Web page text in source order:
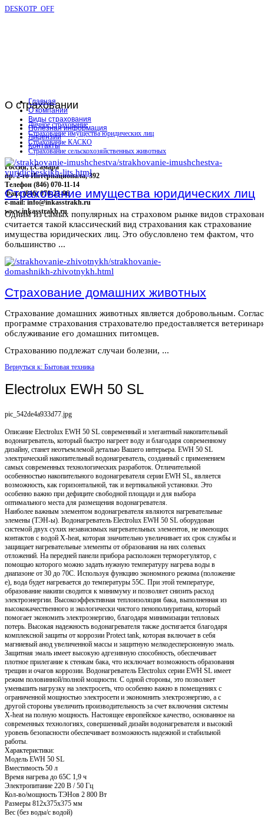
DESKOTP_OFF
О страховании
Личное страхование
Страхование имущества юридических лиц
Страхование КАСКО
Страхование сельскохозяйственных животных
Россия, г.Самара
пр. 2-го Интернационала, 392
Телефон (846) 070-11-14
Факс (846) 070-23-96
e-mail: info@inkasstrakh.ru
www.inkasstrakh.ru
Главная
О компании
Виды страхования
Полезная информация
Лицензии
Контакты
Страхование имущества юридических лиц
Одним из самых популярных на страховом рынке видов
считается такой классический вид страхования как страхование
имущества юридических лиц. Это обусловлено тем фактом, что
большинство ...
Страхование домашних животных
Страхование домашних животных является добровольным.
программе страхования страхователю предоставляется
обслуживание его домашних питомцев.
Страхованию подлежат случаи болезни, ...
Вернуться к: Бытовая техника
Electrolux EWH 50 SL
pic_542de4a933d77.jpg
Описание Electrolux EWH 50 SL современный и элегантный накопительный
водонагреватель, который быстро нагреет воду и благодаря современному
дизайну, станет неотъемлемой деталью Вашего интерьера. EWH 50 SL
электрический накопительный водонагреватель, созданный с применением
самых современных технологических разработок. Отличительной
особенностью накопительного водонагревателя серии EWH SL, является
возможность, как горизонтальной, так и вертикальной установки. Это
особенно важно при дефиците свободной площади и для выбора
оптимального места для размещения водонагревателя.
Наиболее важным элементом водонагревателя являются нагревательные
элемены (ТЭН-ы). Водонагреватель Electrolux EWH 50 SL оборудован
системой двух сухих независимых нагревательных элементов, не имеющих
контактов с водой X-heat, которая значительно увеличивает их срок службы и
защищает нагревательные элементы от образования на них солевых
отложений. На передней панели прибора расположен терморегулятор, с
помощью которого можно задать нужную температуру нагрева воды в
диапазоне от 30 до 70С. Используя функцию экономного режима (положение
е), вода будет нагревается до температуры 55С. При этой температуре,
образование накипи сводится к минимуму и позволяет снизить расход
электроэнергии. Высокоэффективная теплоизоляция бака, выполненная из
высококачественного и экологически чистого пенополиуритана, который
помогает экономить электроэнергию, благодаря минимизации тепловых
потерь. Высокая надежность водонагревателя также достигается благодаря
комплексной защиты от коррозии Protect tank, которая включает в себя
магниевый анод увеличенной массы и защитную мелкодесперсионную эмаль.
Защитная эмаль имеет высокую адгезивную способность, обеспечивает
плотное прилегание к стенкам бака, что исключает возможность образования
трещин и очагов коррозии. Водонагреватель Electrolux серии EWH SL имеет
режим половинной/полной мощности. С одной стороны, это позволяет
уменьшить нагрузку на электросеть, что особенно важно в помещениях с
ограниченной мощностью электросети и экономнить электроэнергию, а с
другой стороны увеличить производительность за счет включения системы
X-heat на полную мощность. Настоящее европейское качество, основанное на
современных технологиях, совершенный дизайн водонагревателя и высокий
уровень безопасности обеспечивает возможность надежной и стабильной
работы.
Характеристики:
Модель EWH 50 SL
Вместимость 50 л
Время нагрева до 65С 1,9 ч
Электропитание 220 В / 50 Гц
Кол-во/мощность ТЭНов 2 800 Вт
Размеры 812х375х375 мм
Вес (без воды/с водой)